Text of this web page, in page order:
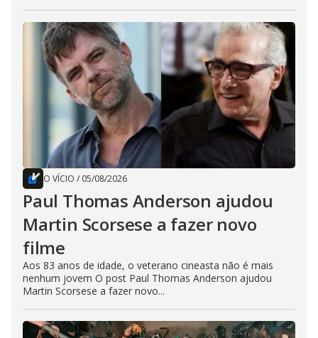
O VÍCIO / 05/08/2026
Paul Thomas Anderson ajudou
Martin Scorsese a fazer novo
filme
Aos 83 anos de idade, o veterano cineasta não é mais
nenhum jovem O post Paul Thomas Anderson ajudou
Martin Scorsese a fazer novo...